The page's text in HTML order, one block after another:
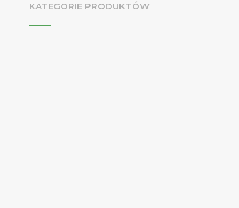
KATEGORIE PRODUKTÓW